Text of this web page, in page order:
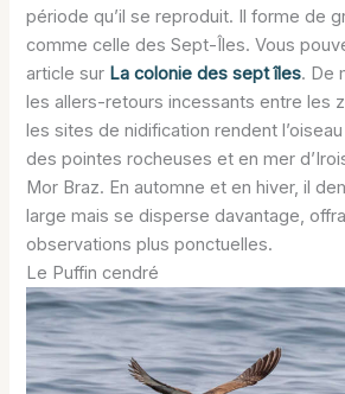
période qu’il se reproduit. Il forme de
comme celle des Sept-Îles. Vous
article sur La colonie des sept îles. De
les allers-retours incessants entre les
les sites de nidification rendent
des pointes rocheuses et en mer
Mor Braz. En automne et en hiver, il
large mais se disperse davantage,
observations plus ponctuelles.
Le Puffin cendré